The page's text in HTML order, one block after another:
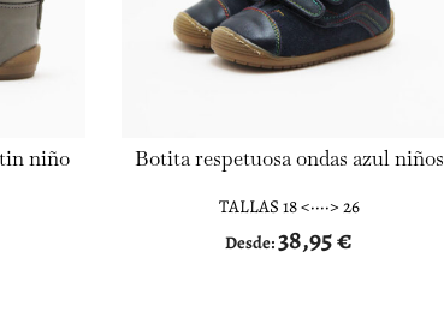
niño
Botita respetuosa ondas azul niños
TALLAS 18 <····> 26
Desde:38,95€